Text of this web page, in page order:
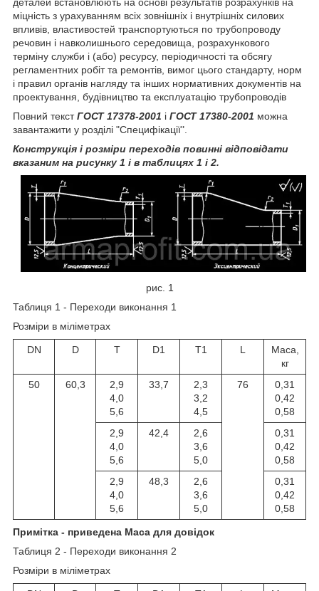
міцність з урахуванням всіх зовнішніх і внутрішніх силових
впливів, властивостей транспортуються по трубопроводу
речовин і навколишнього середовища, розрахункового
терміну служби і (або) ресурсу, періодичності та обсягу
регламентних робіт та ремонтів, вимог цього стандарту, норм
і правил органів нагляду та інших нормативних документів на
проектування, будівництво та експлуатацію трубопроводів
Повний текстГОСТ 17378-2001 і ГОСТ 17380-2001 можна
завантажити у розділі "Специфікації".
Конструкція і розміри переходів повинні відповідати
вказаним на рисунку 1 і в таблицях 1 і 2.
рис. 1
Таблиця 1 - Переходи виконання 1
Розміри в міліметрах
DN D T D1 T1 L
Маса,
кг
50
60,3
2,9
4,0
5,6
33,7
2,3
3,2
4,5
76
0,31
0,42
0,58
2,9
4,0
5,6
42,4
2,6
3,6
5,0
0,31
0,42
0,58
2,9
4,0
5,6
48,3
2,6
3,6
5,0
0,31
0,42
0,58
Примітка - приведена Маса для довідок
Таблиця 2 - Переходи виконання 2
Розміри в міліметрах